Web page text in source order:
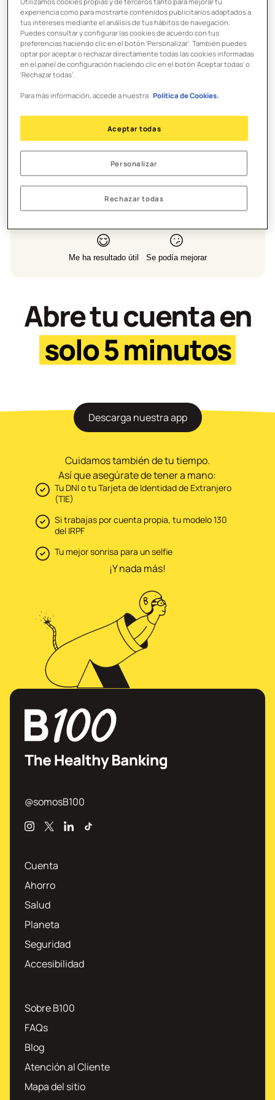
horizonte temporal recomendado puede aumentar el
riesgo de pérdida de capital. Además, suele estar
relacionado con el nivel de riesgo de los fondos.
Ejemplo:
Si necesitas el dinero en 1 año → productos más
Si puedes mantenerlo 10 años → puedes asumir más riesgo
y por tanto podrían encajarte productos con un horizonte
temporal largo.
¿Te ha resultado útil esta información?
Me ha resultado útil Se podía mejorar
Abre tu cuenta en
solo 5 minutos
Descarga nuestra app
Cuidamos también de tu tiempo.
Así que asegúrate de tener a mano:
Tu DNI o tu Tarjeta de Identidad de Extranjero
(TIE)
Si trabajas por cuenta propia, tu modelo 130
del IRPF
Tu mejor sonrisa para un selfie
¡Y nada más!
@somosB100
InstagramLinkedin
Cuenta
Ahorro
Salud
Planeta
Seguridad
Accesibilidad
Sobre B100
FAQs
Blog
Atención al Cliente
Mapa del sitio
experiencia como para mostrarte contenidos publicitarios adaptados a
tus intereses mediante el análisis de tus hábitos de navegación.
Puedes consultar y configurar las cookies de acuerdo con tus
preferencias haciendo clic en el botón 'Personalizar'. También puedes
optar por aceptar o rechazar directamente todas las cookies informadas
en el panel de configuración haciendo clic en el botón 'Aceptar todas' o
'Rechazar todas'.
Para más información, accede a nuestra Política de Cookies.
Rechazar todas
Personalizar
Aceptar todas